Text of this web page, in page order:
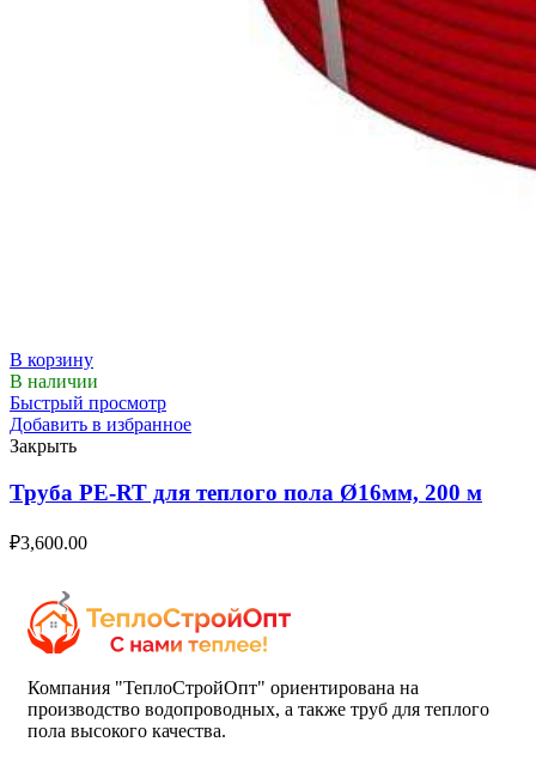
В корзину
В наличии
Быстрый просмотр
Добавить в избранное
Закрыть
Труба PE-RT для теплого пола Ø16мм, 200 м
₽3,600.00
Компания "ТеплоСтройОпт" ориентирована на
производство водопроводных, а также труб для теплого
пола высокого качества.